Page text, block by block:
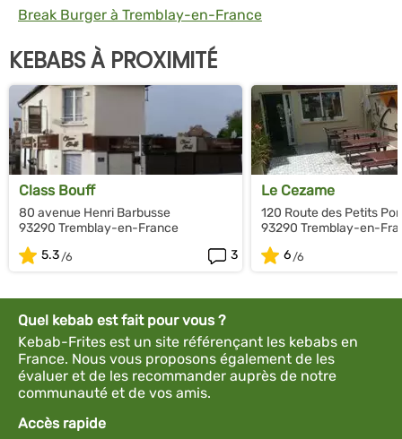
Break Burger à Tremblay-en-France
KEBABS À PROXIMITÉ
Class Bouff
80 avenue Henri Barbusse
93290 Tremblay-en-France
5.3
3
Le Cezame
120 Route des Petits
93290 Tremblay-en-
6
Quel kebab est fait pour vous ?
Kebab-Frites est un site référençant les kebabs en
France. Nous vous proposons également de les
évaluer et de les recommander auprès de notre
communauté et de vos amis.
Accès rapide